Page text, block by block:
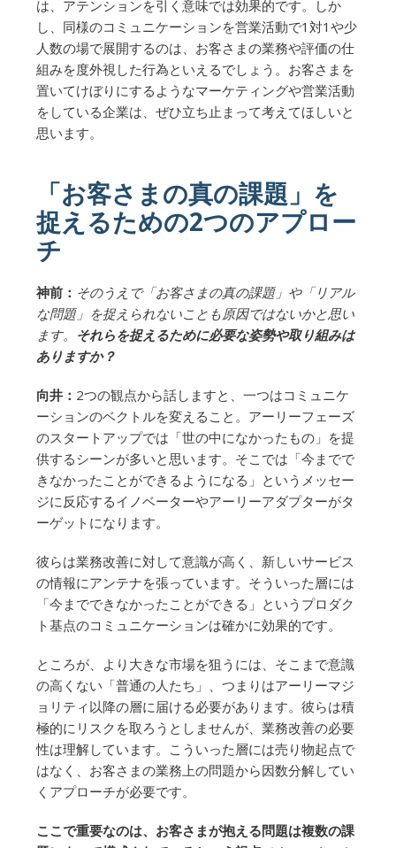
は、アテンションを引く意味では効果的です。しか
し、同様のコミュニケーションを営業活動で1対1や少
人数の場で展開するのは、お客さまの業務や評価の仕
組みを度外視した行為といえるでしょう。お客さまを
置いてけぼりにするようなマーケティングや営業活動
をしている企業は、ぜひ立ち止まって考えてほしいと
思います。
「お客さまの真の課題」を
捉えるための2つのアプロー
チ
神前： そのうえで「お客さまの真の課題」や「リアル
な問題」を捉えられないことも原因ではないかと思い
ます。 それらを捉えるために必要な姿勢や取り組みは
ありますか？
向井： 2つの観点から話しますと、一つはコミュニケ
ーションのベクトルを変えること。アーリーフェーズ
のスタートアップでは「世の中になかったもの」を提
供するシーンが多いと思います。そこでは「今までで
きなかったことができるようになる」というメッセー
ジに反応するイノベーターやアーリーアダプターがタ
ーゲットになります。
彼らは業務改善に対して意識が高く、新しいサービス
の情報にアンテナを張っています。そういった層には
「今までできなかったことができる」というプロダク
ト基点のコミュニケーションは確かに効果的です。
ところが、より大きな市場を狙うには、そこまで意識
の高くない「普通の人たち」、つまりはアーリーマジ
ョリティ以降の層に届ける必要があります。彼らは積
極的にリスクを取ろうとしませんが、業務改善の必要
性は理解しています。こういった層には売り物起点で
はなく、お客さまの業務上の問題から因数分解してい
くアプローチが必要です。
ここで重要なのは、お客さまが抱える問題は複数の課